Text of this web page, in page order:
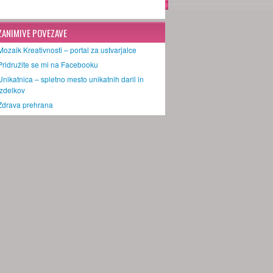
POVEZAVE
Kreativnosti – portal za ustvarjalce
se mi na Facebooku
– spletno mesto unikatnih daril in
prehrana